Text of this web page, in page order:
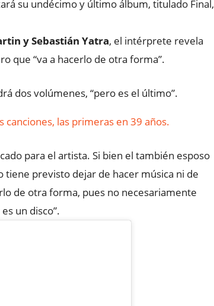
su undécimo y último álbum, titulado Final,
y Sebastián Yatra, el intérprete revela
que “va a hacerlo de otra forma”.
dos volúmenes, “pero es el último”.
canciones, las primeras en 39 años.
para el artista. Si bien el también esposo
tiene previsto dejar de hacer música ni de
de otra forma, pues no necesariamente
un disco”.